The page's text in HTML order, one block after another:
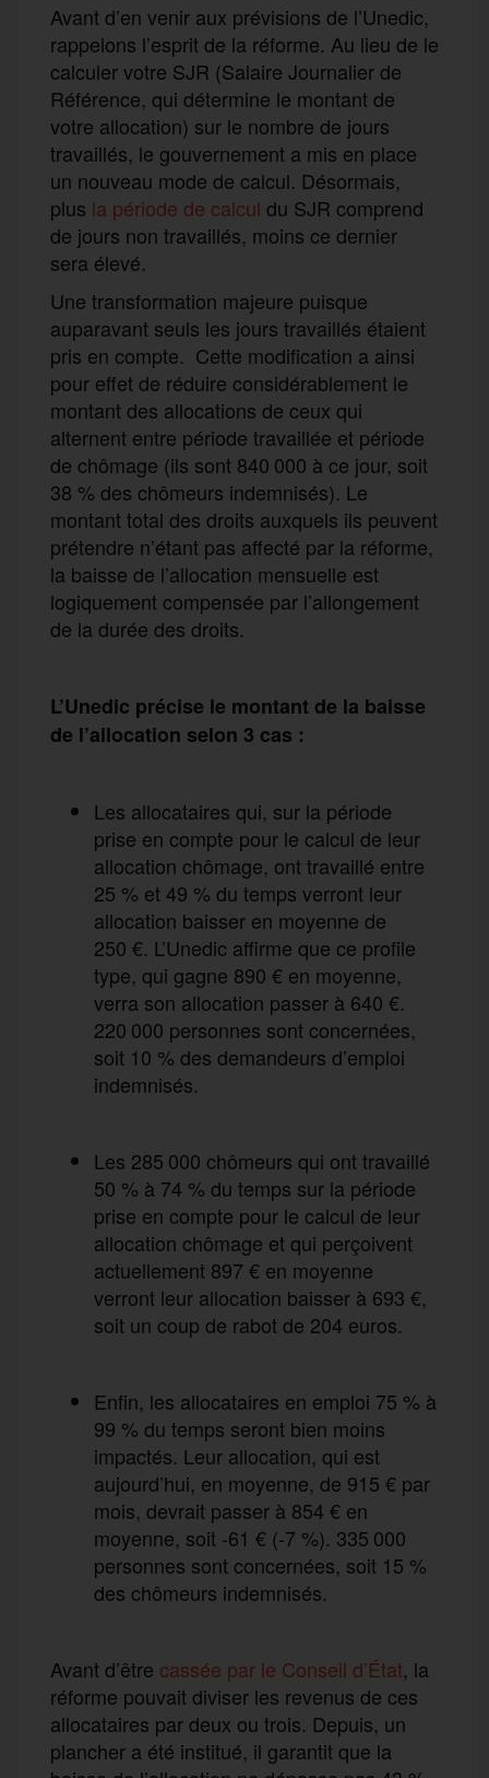
Avant d’en venir aux prévisions de l’Unedic,
rappelons l’esprit de la réforme. Au lieu de le
calculer votre SJR (Salaire Journalier de
Référence, qui détermine le montant de
votre allocation) sur le nombre de jours
travaillés, le gouvernement a mis en place
un nouveau mode de calcul. Désormais,
plus la période de calcul du SJR comprend
de jours non travaillés, moins ce dernier
sera élevé.
Une transformation majeure puisque
auparavant seuls les jours travaillés étaient
pris en compte. Cette modification a ainsi
pour effet de réduire considérablement le
montant des allocations de ceux qui
alternent entre période travaillée et période
de chômage (ils sont 840 000 à ce jour, soit
38 % des chômeurs indemnisés). Le
montant total des droits auxquels ils peuvent
prétendre n’étant pas affecté par la réforme,
la baisse de l’allocation mensuelle est
logiquement compensée par l’allongement
de la durée des droits.
L’Unedic précise le montant de la baisse
de l’allocation selon 3 cas :
Les allocataires qui, sur la période
prise en compte pour le calcul de leur
allocation chômage, ont travaillé entre
25 % et 49 % du temps verront leur
allocation baisser en moyenne de
250 €. L’Unedic affirme que ce profile
type, qui gagne 890 € en moyenne,
verra son allocation passer à 640 €.
220 000 personnes sont concernées,
soit 10 % des demandeurs d’emploi
indemnisés.
Les 285 000 chômeurs qui ont travaillé
50 % à 74 % du temps sur la période
prise en compte pour le calcul de leur
allocation chômage et qui perçoivent
actuellement 897 € en moyenne
verront leur allocation baisser à 693 €,
soit un coup de rabot de 204 euros.
Enfin, les allocataires en emploi 75 % à
99 % du temps seront bien moins
impactés. Leur allocation, qui est
aujourd’hui, en moyenne, de 915 € par
mois, devrait passer à 854 € en
moyenne, soit -61 € (-7 %). 335 000
personnes sont concernées, soit 15 %
des chômeurs indemnisés.
Avant d’être cassée par le Conseil d’État, la
réforme pouvait diviser les revenus de ces
allocataires par deux ou trois. Depuis, un
plancher a été institué, il garantit que la